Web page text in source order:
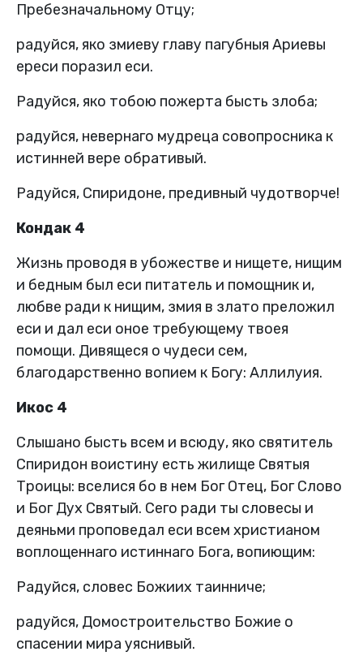
Пребезначальному Отцу;
радуйся, яко змиеву главу пагубныя Ариевы
ереси поразил еси.
Радуйся, яко тобою пожерта бысть злоба;
радуйся, невернаго мудреца совопросника к
истинней вере обративый.
Радуйся, Спиридоне, предивный чудотворче!
Кондак 4
Жизнь проводя в убожестве и нищете, нищим
и бедным был еси питатель и помощник и,
любве ради к нищим, змия в злато преложил
еси и дал еси оное требующему твоея
помощи. Дивящеся о чудеси сем,
благодарственно вопием к Богу: Аллилуия.
Икос 4
Слышано бысть всем и всюду, яко святитель
Спиридон воистину есть жилище Святыя
Троицы: вселися бо в нем Бог Отец, Бог Слово
и Бог Дух Святый. Сего ради ты словесы и
деяньми проповедал еси всем христианом
воплощеннаго истиннаго Бога, вопиющим:
Радуйся, словес Божиих таинниче;
радуйся, Домостроительство Божие о
спасении мира уяснивый.